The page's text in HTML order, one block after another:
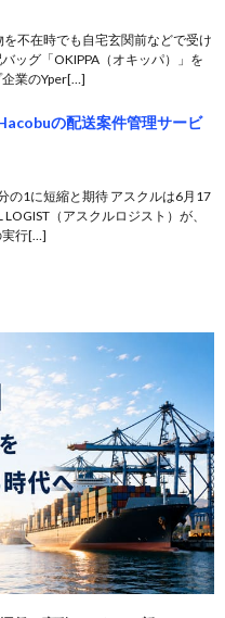
不在時でも自宅玄関前などで受け
ッグ「OKIPPA（オキッパ）」を
業のYper[…]
の配送案件管理サービ
の1に短縮と期待 アスクルは6月17
（アスクルロジスト）が、
実行[…]